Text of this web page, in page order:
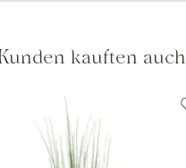
kauften auch